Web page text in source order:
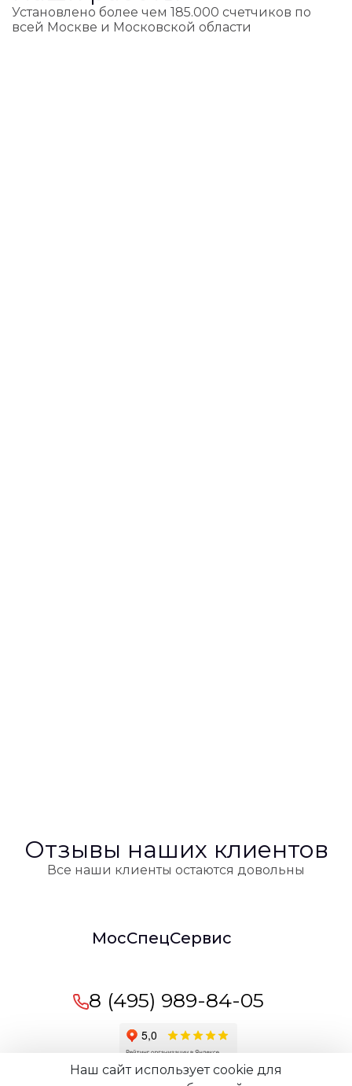
Установлено более чем 185.000 счетчиков по
всей Москве и Московской области
Отзывы наших клиентов
Все наши клиенты остаются довольны
МосСпецСервис
пн-вс: 09:00 -
8 (495) 989-84-05
Наш сайт использует cookie для